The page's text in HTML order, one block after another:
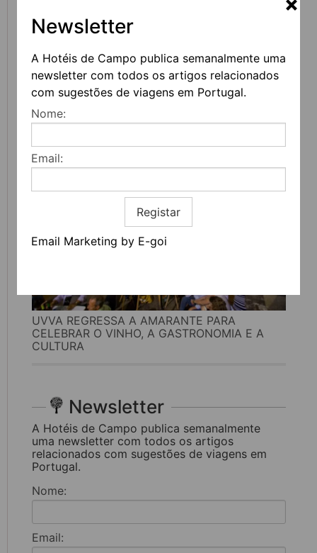
Newsletter
A Hotéis de Campo publica semanalmente uma
newsletter com todos os artigos relacionados
com sugestões de viagens em Portugal.
Nome:
Email:
Registar
Email Marketing by E-goi
FEIRA DO LIVRO DO PORTO REGRESSA COM
MAIS DE 200 ATIVIDADES DEDICADAS À
LITERATURA, MÚSICA E PENSAMENTO
UVVA REGRESSA A AMARANTE PARA
CELEBRAR O VINHO, A GASTRONOMIA E A
CULTURA
Newsletter
A Hotéis de Campo publica semanalmente
uma newsletter com todos os artigos
relacionados com sugestões de viagens em
Portugal.
Nome:
Email: